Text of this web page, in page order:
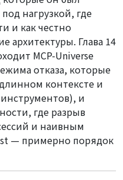
нагрузкой, где
и как честно
архитектуры. Глава 14
MCP-Universe
отказа, которые
контексте и
и
где разрыв
и наивным
— примерно порядок